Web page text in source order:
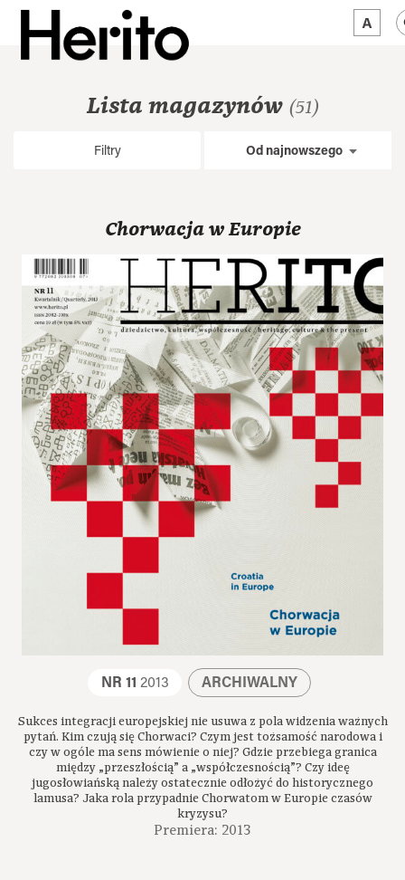
MAMY NA OKULista magazynów (51)
Filtry Od najnowszego
Chorwacja w Europie
NR 11 2013 ARCHIWALNY
Sukces integracji europejskiej nie usuwa z pola widzenia ważnych
pytań. Kim czują się Chorwaci? Czym jest tożsamość narodowa i
czy w ogóle ma sens mówienie o niej? Gdzie przebiega granica
między „przeszłością” a „współczesnością”? Czy ideę
jugosłowiańską należy ostatecznie odłożyć do historycznego
lamusa? Jaka rola przypadnie Chorwatom w Europie czasów
kryzysu?
Premiera: 2013